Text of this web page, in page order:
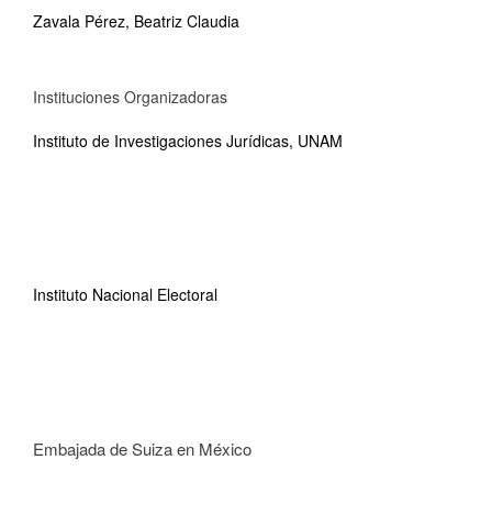
Zavala Pérez, Beatriz Claudia
Instituciones Organizadoras
Instituto de Investigaciones Jurídicas, UNAM
Instituto Nacional Electoral
Embajada de Suiza en México